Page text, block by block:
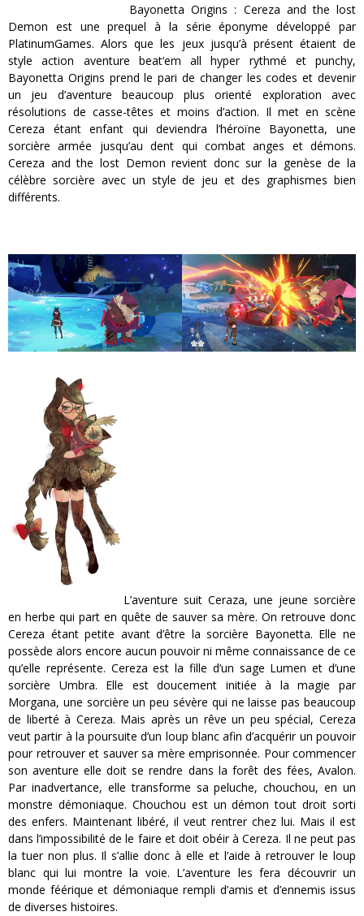
Bayonetta Origins : Cereza and the lost
Demon est une prequel à la série éponyme développé par
PlatinumGames. Alors que les jeux jusqu’à présent étaient de
style action aventure beat‘em all hyper rythmé et punchy,
Bayonetta Origins prend le pari de changer les codes et devenir
un jeu d’aventure beaucoup plus orienté exploration avec
résolutions de casse-têtes et moins d’action. Il met en scène
Cereza étant enfant qui deviendra l’héroïne Bayonetta, une
sorcière armée jusqu’au dent qui combat anges et démons.
Cereza and the lost Demon revient donc sur la genèse de la
célèbre sorcière avec un style de jeu et des graphismes bien
différents.
L’aventure suit Ceraza, une jeune sorcière
en herbe qui part en quête de sauver sa mère. On retrouve donc
Cereza étant petite avant d’être la sorcière Bayonetta. Elle ne
possède alors encore aucun pouvoir ni même connaissance de ce
qu’elle représente. Cereza est la fille d’un sage Lumen et d’une
sorcière Umbra. Elle est doucement initiée à la magie par
Morgana, une sorcière un peu sévère qui ne laisse pas beaucoup
de liberté à Cereza. Mais après un rêve un peu spécial, Cereza
veut partir à la poursuite d’un loup blanc afin d’acquérir un pouvoir
pour retrouver et sauver sa mère emprisonnée. Pour commencer
son aventure elle doit se rendre dans la forêt des fées, Avalon.
Par inadvertance, elle transforme sa peluche, chouchou, en un
monstre démoniaque. Chouchou est un démon tout droit sorti
des enfers. Maintenant libéré, il veut rentrer chez lui. Mais il est
dans l’impossibilité de le faire et doit obéir à Cereza. Il ne peut pas
la tuer non plus. Il s’allie donc à elle et l’aide à retrouver le loup
blanc qui lui montre la voie. L’aventure les fera découvrir un
monde féérique et démoniaque rempli d’amis et d’ennemis issus
de diverses histoires.